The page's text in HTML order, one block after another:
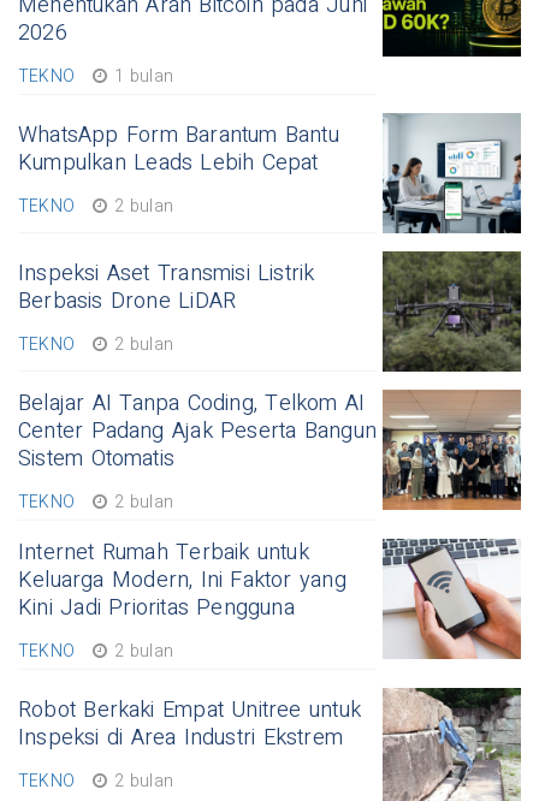
2026
TEKNO 1 bulan
WhatsApp Form Barantum Bantu
Kumpulkan Leads Lebih Cepat
TEKNO 2 bulan
Inspeksi Aset Transmisi Listrik
Berbasis Drone LiDAR
TEKNO 2 bulan
Belajar AI Tanpa Coding, Telkom AI
Center Padang Ajak Peserta Bangun
Sistem Otomatis
TEKNO 2 bulan
Internet Rumah Terbaik untuk
Keluarga Modern, Ini Faktor yang
Kini Jadi Prioritas Pengguna
TEKNO 2 bulan
Robot Berkaki Empat Unitree untuk
Inspeksi di Area Industri Ekstrem
TEKNO 2 bulan